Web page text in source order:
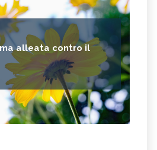
alleata contro il